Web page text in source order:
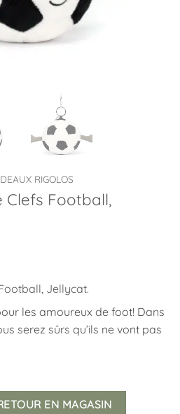
RIGOLOS
Clefs Football,
Jellycat.
les amoureux de foot! Dans
serez sûrs qu’ils ne vont pas
EN MAGASIN